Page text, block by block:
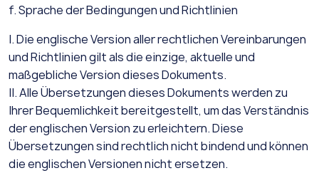
f. Sprache der Bedingungen und Richtlinien
I. Die englische Version aller rechtlichen Vereinbarungen
und Richtlinien gilt als die einzige, aktuelle und
maßgebliche Version dieses Dokuments.
II. Alle Übersetzungen dieses Dokuments werden zu
Ihrer Bequemlichkeit bereitgestellt, um das Verständnis
der englischen Version zu erleichtern. Diese
Übersetzungen sind rechtlich nicht bindend und können
die englischen Versionen nicht ersetzen.